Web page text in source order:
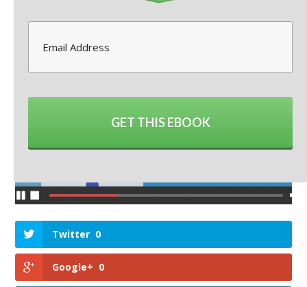
Archiviato in:LinkedIn
Twitter 0
Google+ 0
GET THIS EBOOK